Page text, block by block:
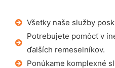
Všetky naše služby
Potrebujete pomôcť v
ďalších remeselníkov.
Ponúkame komplexné